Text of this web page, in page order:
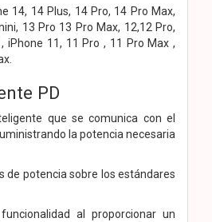
14, 14 Plus, 14 Pro, 14 Pro Max,
13 Pro 13 Pro Max, 12,12 Pro,
iPhone 11, 11 Pro , 11 Pro Max ,
PD
que se comunica con el
la potencia necesaria
de potencia sobre los estándares
al proporcionar un